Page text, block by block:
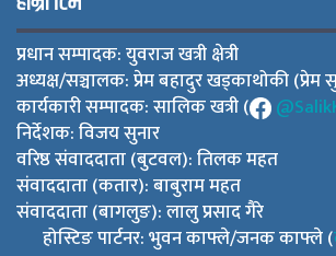
प्रधान सम्पादक: युवराज खत्री क्षेत्री
अध्यक्ष/सञ्चालक: प्रेम बहादुर खड्काथोकी (प्रेम
कार्यकारी सम्पादक: सालिक खत्री (
निर्देशक: विजय सुनार
वरिष्ठ संवाददाता (बुटवल): तिलक महत
संवाददाता (कतार): बाबुराम महत
संवाददाता (बागलुङ): लालु प्रसाद गैरे
होस्टिङ पार्टनर: भुवन काफ्ले/जनक काफ्ले (